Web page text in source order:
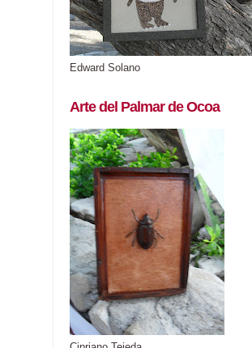
Edward Solano
Arte del Palmar de Ocoa